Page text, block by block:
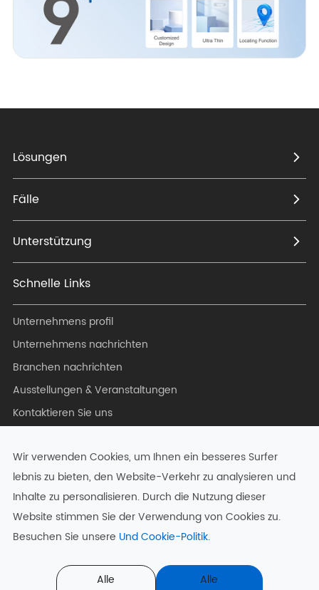
Lösungen
Fälle
Unterstützung
Schnelle Links
Unternehmens profil
Unternehmens nachrichten
Branchen nachrichten
Ausstellungen & Veranstaltungen
Kontaktieren Sie uns
Urheberrecht © Hangzhou Zkong Networks Co., Ltd.
Rechte vorbehalten.
Wir verwenden Cookies, um Ihnen ein besseres Surfer
lebnis zu bieten, den Website-Verkehr zu analysieren und
Inhalte zu personalisieren. Durch die Nutzung dieser
Website stimmen Sie der Verwendung von Cookies zu.
Besuchen Sie unsere Und Cookie-Politik.
Alle Alle